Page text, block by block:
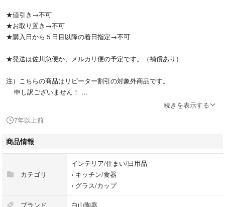
★値引き→不可
★お取り置き→不可
★購入日から５日目以降の着日指定→不可
★発送は佐川急便か、メルカリ便の予定です。（補償あり）
注）こちらの商品はリピーター割引の対象外商品です。
申し訳ございません！
白山陶器 （波佐見焼）
ブルーム （手描き）
ティーカップ＆ソーサー ２客
※1客売り不可
※入荷したばかりの完全新品です
続きを表示する
7年以上前
商品情報
カテゴリ
インテリア/住まい/日用品
› キッチン/食器
› グラス/カップ
ブランド 白山陶器